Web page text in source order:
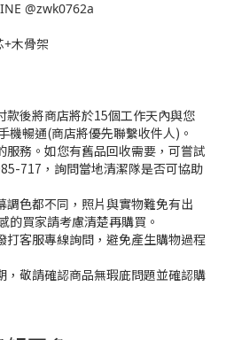
@zwk0762a
+木骨架
款後將商店將於15個工作天內與您
機暢通(商店將優先聯繫收件人)。
服務。如您有舊品回收需要，可嘗試
717，詢問當地清潔隊是否可協助
調色都不同，照片與實物難免有出
的買家請考慮清楚再購買。
打客服專線詢問，避免產生購物過程
，敬請確認商品無瑕庛問題並確認購